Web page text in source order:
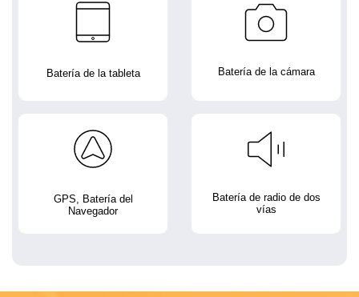
Batería de la tableta Batería de la cámara
GPS, Batería del
Navegador
Batería de radio de dos
vías